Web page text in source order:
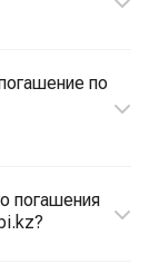
по
погашения